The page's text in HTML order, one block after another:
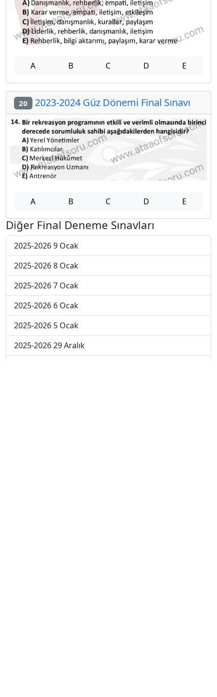
A B C D E
20 2023-2024 Güz Dönemi Final Sınavı
A B C D E
Diğer Final Deneme Sınavları
2025-2026 9 Ocak
2025-2026 8 Ocak
2025-2026 7 Ocak
2025-2026 6 Ocak
2025-2026 5 Ocak
2025-2026 29 Aralık